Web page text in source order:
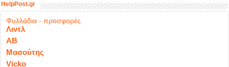
HelpPost.gr
Φυλλάδια - προσφορές
Λιντλ
ΑΒ
Μασούτης
Vicko